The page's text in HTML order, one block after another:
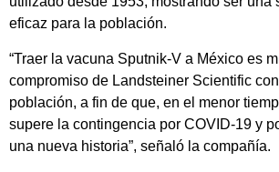
eficaz para la población.
“Traer la vacuna Sputnik-V a México es
compromiso de Landsteiner Scientific
población, a fin de que, en el menor
supere la contingencia por COVID-19 y
una nueva historia”, señaló la compañía.